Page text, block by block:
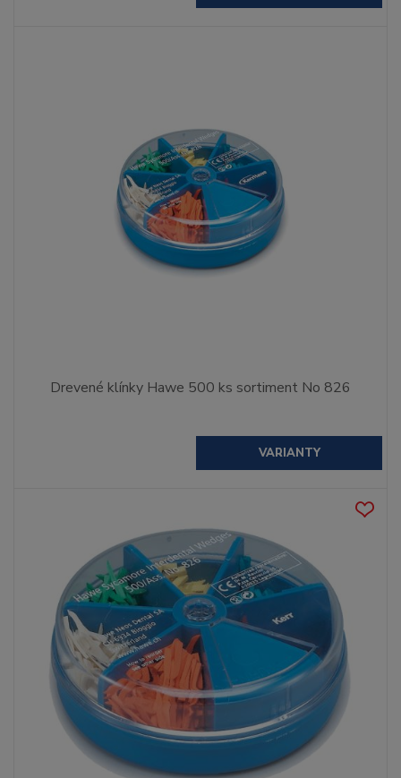
Drevené klínky Hawe 500 ks sortiment No 826
VARIANTY